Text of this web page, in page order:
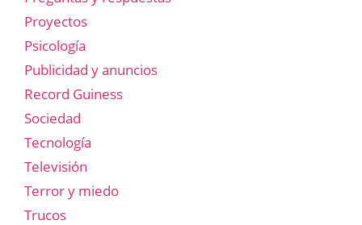
Proyectos
Psicología
Publicidad y anuncios
Record Guiness
Sociedad
Tecnología
Televisión
Terror y miedo
Trucos